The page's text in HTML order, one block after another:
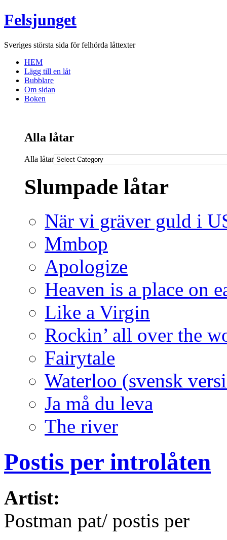
Felsjunget
Sveriges största sida för felhörda låttexter
HEM
Lägg till en låt
Bubblare
Om sidan
Boken
Alla låtar
Alla låtar
Slumpade låtar
När vi gräver guld i
Mmbop
Apologize
Heaven is a place on
Like a Virgin
Rockin’ all over the
Fairytale
Waterloo (svensk
Ja må du leva
The river
Postis per introlåten
Artist:
Postman pat/ postis per